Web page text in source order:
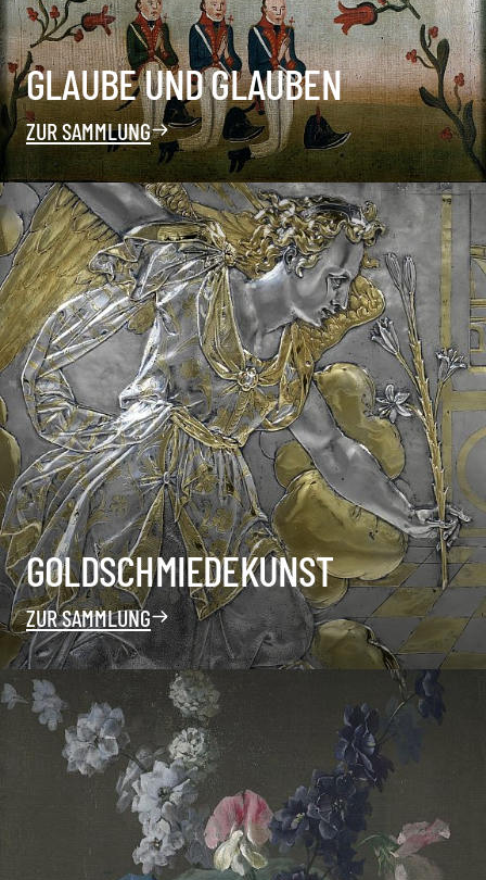
GLAUBE UND GLAUBEN
ZUR SAMMLUNG
GOLDSCHMIEDEKUNST
ZUR SAMMLUNG